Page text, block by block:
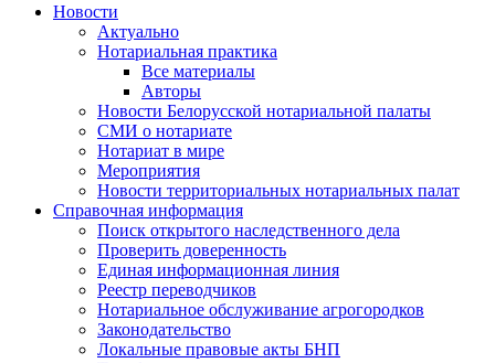
Новости
Актуально
Нотариальная практика
Все материалы
Авторы
Новости Белорусской нотариальной палаты
СМИ о нотариате
Нотариат в мире
Мероприятия
Новости территориальных нотариальных палат
Справочная информация
Поиск открытого наследственного дела
Проверить доверенность
Единая информационная линия
Реестр переводчиков
Нотариальное обслуживание агрогородков
Законодательство
Локальные правовые акты БНП